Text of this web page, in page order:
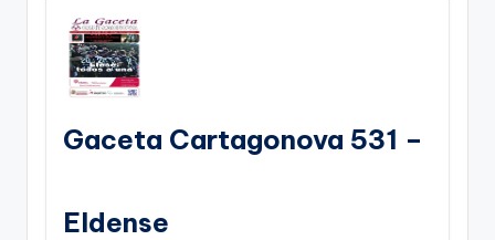
Gaceta Cartagonova 531 –
Eldense